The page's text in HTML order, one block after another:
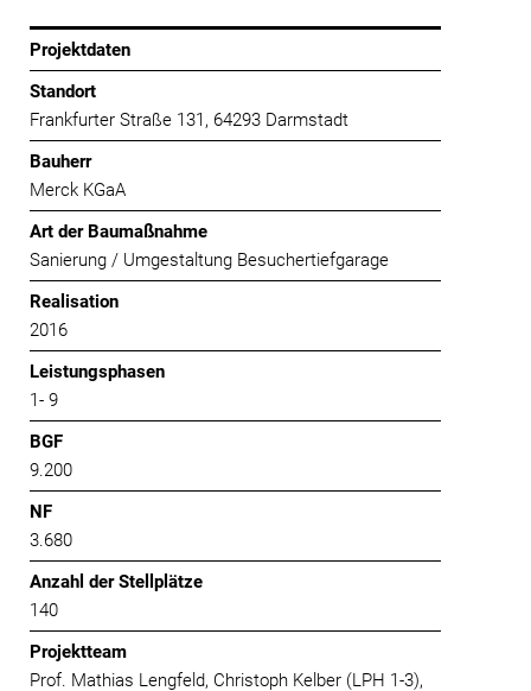
Projektdaten
Standort
Frankfurter Straße 131, 64293 Darmstadt
Bauherr
Merck KGaA
Art der Baumaßnahme
Sanierung / Umgestaltung Besuchertiefgarage
Realisation
2016
Leistungsphasen
1- 9
BGF
9.200
NF
3.680
Anzahl der Stellplätze
140
Projektteam
Prof. Mathias Lengfeld, Christoph Kelber (LPH 1-3),